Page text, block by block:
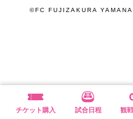
©FC FUJIZAKURA
チケット購入 試合日程 観